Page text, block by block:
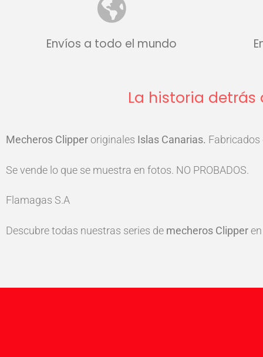
Envíos a todo el mundo
La historia detrás
Mecheros Clipper originales Islas Canarias. Fabricados
Se vende lo que se muestra en fotos. NO PROBADOS.
Flamagas S.A
Descubre todas nuestras series de mecheros Clipper